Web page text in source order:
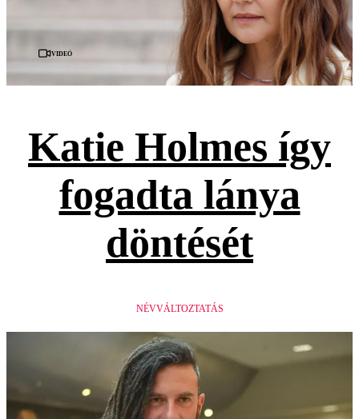
Videó
Katie Holmes így
fogadta lánya
döntését
NÉVVÁLTOZTATÁS